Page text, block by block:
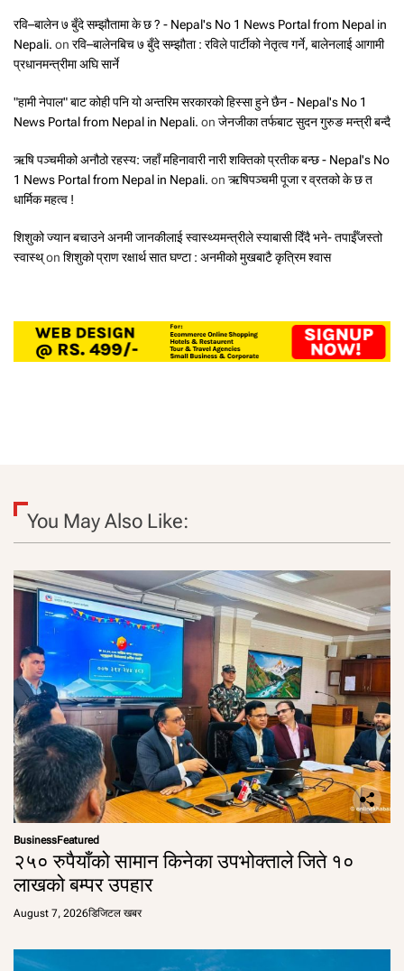
रवि–बालेन ७ बुँदे सम्झौतामा के छ ? - Nepal's No 1 News Portal from Nepal in
Nepali. on रवि–बालेनबिच ७ बुँदे सम्झौता : रविले पार्टीको नेतृत्व गर्ने, बालेनलाई आगामी
प्रधानमन्त्रीमा अघि सार्ने
"हामी नेपाल" बाट कोही पनि यो अन्तरिम सरकारको हिस्सा हुने छैन - Nepal's No 1
News Portal from Nepal in Nepali. on जेनजीका तर्फबाट सुदन गुरुङ मन्त्री बन्दै
ऋषि पञ्चमीको अनौठो रहस्य: जहाँ महिनावारी नारी शक्तिको प्रतीक बन्छ - Nepal's No
1 News Portal from Nepal in Nepali. on ऋषिपञ्चमी पूजा र व्रतको के छ त
धार्मिक महत्व !
शिशुको ज्यान बचाउने अनमी जानकीलाई स्वास्थ्यमन्त्रीले स्याबासी दिँदै भने- तपाईँजस्तो
स्वास्थ्on शिशुको प्राण रक्षार्थ सात घण्टा : अनमीको मुखबाटै कृत्रिम श्वास
You May Also Like:
BusinessFeatured
२५० रुपैयाँको सामान किनेका उपभोक्ताले जिते १०
लाखको बम्पर उपहार
August 7, 2026डिजिटल खबर